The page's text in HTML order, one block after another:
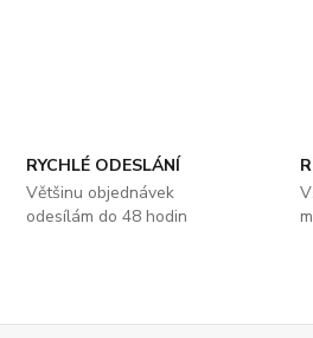
RYCHLÉ ODESLÁNÍ
Většinu objednávek
odesílám do 48 hodin